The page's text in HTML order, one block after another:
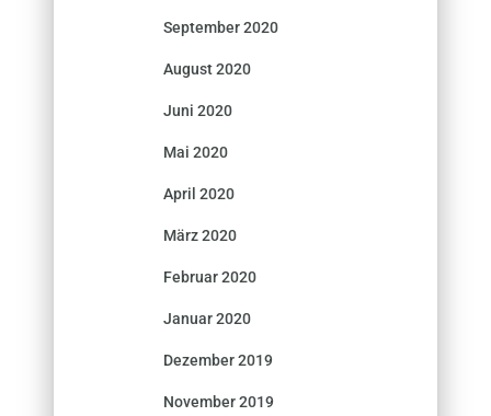
September 2020
August 2020
Juni 2020
Mai 2020
April 2020
März 2020
Februar 2020
Januar 2020
Dezember 2019
November 2019